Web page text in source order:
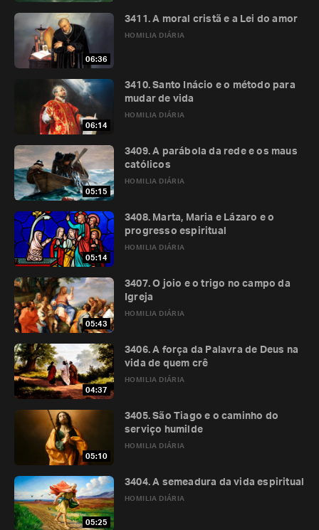
06:36
HOMILIA DIÁRIA
3411. A moral cristã e a Lei do amor
06:14
HOMILIA DIÁRIA
3410. Santo Inácio e o método para
mudar de vida
05:15
HOMILIA DIÁRIA
3409. A parábola da rede e os maus
católicos
05:14
HOMILIA DIÁRIA
3408. Marta, Maria e Lázaro e o
progresso espiritual
05:43
HOMILIA DIÁRIA
3407. O joio e o trigo no campo da
Igreja
04:37
HOMILIA DIÁRIA
3406. A força da Palavra de Deus na
vida de quem crê
05:10
HOMILIA DIÁRIA
3405. São Tiago e o caminho do
serviço humilde
05:25
HOMILIA DIÁRIA
3404. A semeadura da vida espiritual